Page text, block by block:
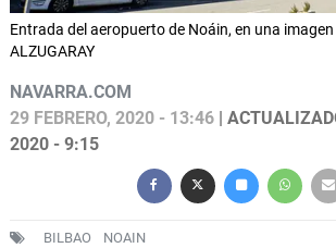
Entrada del aeropuerto de Noáin, en una
ALZUGARAY
NAVARRA.COM
29 FEBRERO, 2020 - 13:46 |
2020 - 9:15
BILBAO NOAIN